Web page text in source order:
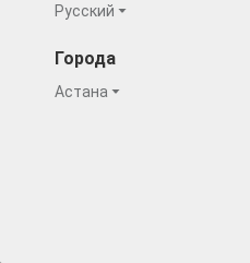
Русский
Города
Астана